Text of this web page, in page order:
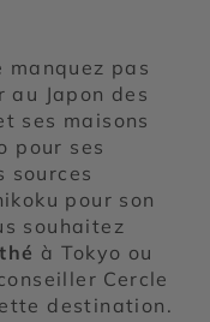
manquez pas
Japon des
ses maisons
pour ses
sources
pour son
souhaitez
à Tokyo ou
Cercle
destination.